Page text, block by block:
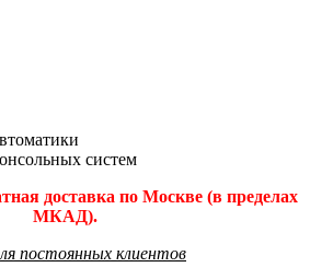
систем
доставка по Москве (в пределах
МКАД).
постоянных клиентов